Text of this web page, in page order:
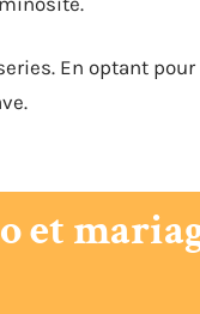
En optant
et